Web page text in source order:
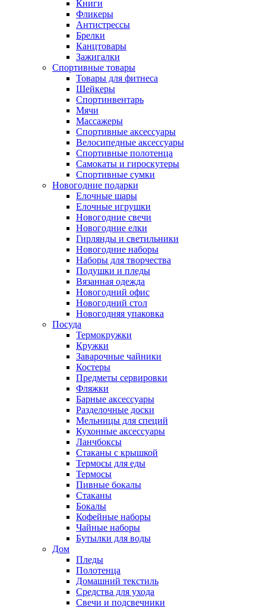
Книги
Фликеры
Антистрессы
Брелки
Канцтовары
Зажигалки
Спортивные товары
Товары для фитнеса
Шейкеры
Спортинвентарь
Мячи
Массажеры
Спортивные аксессуары
Велосипедные аксессуары
Спортивные полотенца
Самокаты и гироскутеры
Спортивные сумки
Новогодние подарки
Елочные шары
Елочные игрушки
Новогодние свечи
Новогодние елки
Гирлянды и светильники
Новогодние наборы
Наборы для творчества
Подушки и пледы
Вязанная одежда
Новогодний офис
Новогодний стол
Новогодняя упаковка
Посуда
Термокружки
Кружки
Заварочные чайники
Костеры
Предметы сервировки
Фляжки
Барные аксессуары
Разделочные доски
Мельницы для специй
Кухонные аксессуары
Ланчбоксы
Стаканы с крышкой
Термосы для еды
Термосы
Пивные бокалы
Стаканы
Бокалы
Кофейные наборы
Чайные наборы
Бутылки для воды
Дом
Пледы
Полотенца
Домашний текстиль
Средства для ухода
Свечи и подсвечники